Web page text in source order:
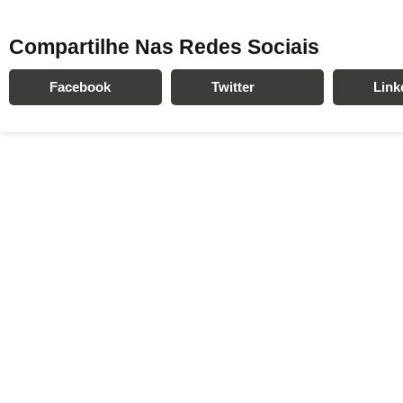
Compartilhe Nas Redes Sociais
Facebook Twitter